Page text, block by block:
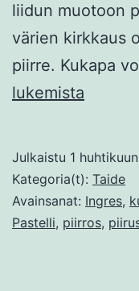
liidun muotoon
värien kirkkaus
piirre. Kukapa
lukemista
Julkaistu 1
Kategoria(t): Taide
Avainsanat: Ingres,
Pastelli, piirros,